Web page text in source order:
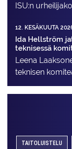
ISU:n
12. KESÄKUUTA
Ida Hellström
teknisessä
Leena
teknisen
TAITOLUISTELU